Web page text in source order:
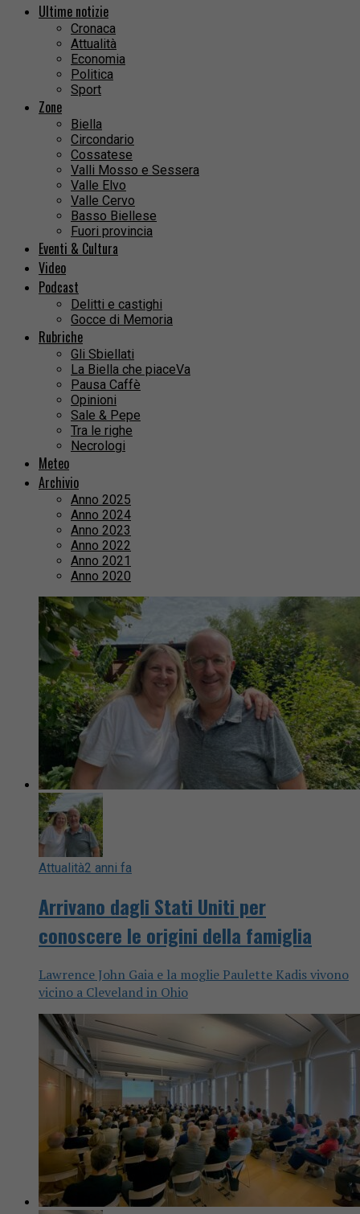
Ultime notizie
Cronaca
Attualità
Economia
Politica
Sport
Zone
Biella
Circondario
Cossatese
Valli Mosso e Sessera
Valle Elvo
Valle Cervo
Basso Biellese
Fuori provincia
Eventi & Cultura
Video
Podcast
Delitti e castighi
Gocce di Memoria
Rubriche
Gli Sbiellati
La Biella che piaceVa
Pausa Caffè
Opinioni
Sale & Pepe
Tra le righe
Necrologi
Meteo
Archivio
Anno 2025
Anno 2024
Anno 2023
Anno 2022
Anno 2021
Anno 2020
Attualità2 anni fa
Arrivano dagli Stati Uniti per
conoscere le origini della famiglia
Lawrence John Gaia e la moglie Paulette Kadis vivono
vicino a Cleveland in Ohio